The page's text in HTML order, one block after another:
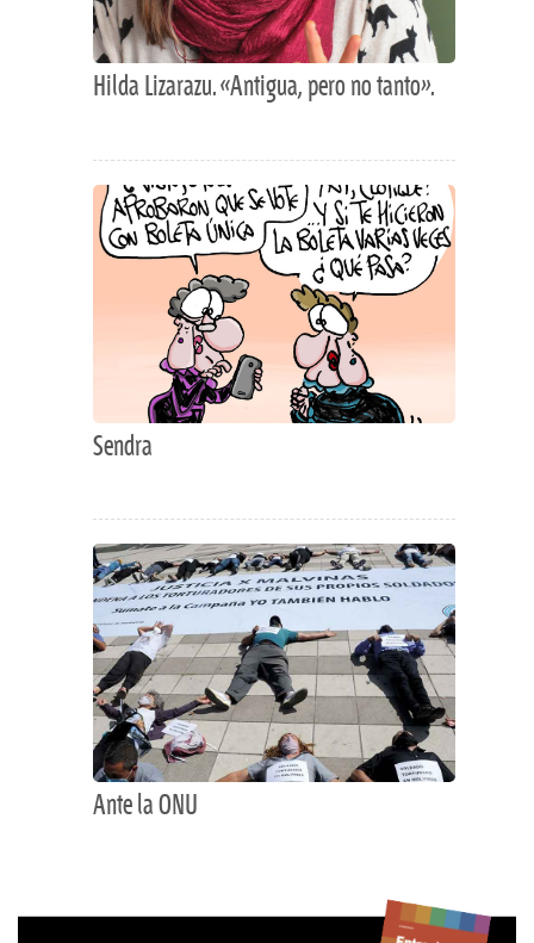
Hilda Lizarazu. «Antigua, pero no tanto».
Sendra
Ante la ONU